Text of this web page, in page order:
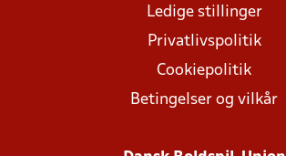
Ledige stillinger
Privatlivspolitik
Cookiepolitik
Betingelser og vilkår